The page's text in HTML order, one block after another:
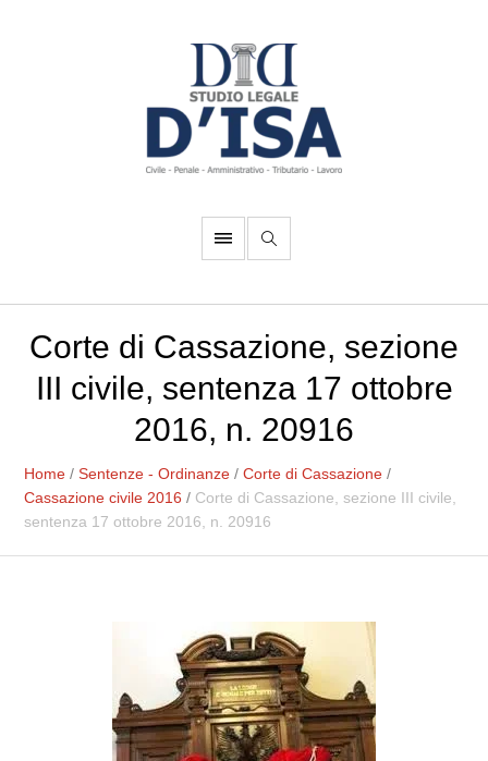
Corte di Cassazione, sezione
III civile, sentenza 17 ottobre
2016, n. 20916
Home /Sentenze - Ordinanze /Corte di Cassazione /
Cassazione civile 2016 / Corte di Cassazione, sezione III civile,
sentenza 17 ottobre 2016, n. 20916